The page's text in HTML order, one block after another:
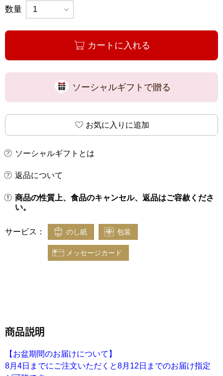
数量
カートに入れる
ソーシャルギフトで贈る
お気に入りに追加
ソーシャルギフトとは
返品について
商品の性質上、食品のキャンセル、返品はご容赦くださ
い。
サービス： のし紙 包装
メッセージカード
商品説明
【お盆期間のお届けについて】
8月4日までにご注文いただくと8月12日までのお届け指定